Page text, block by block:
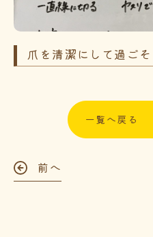
爪を清潔にして過ごそ
一覧へ戻る
前へ